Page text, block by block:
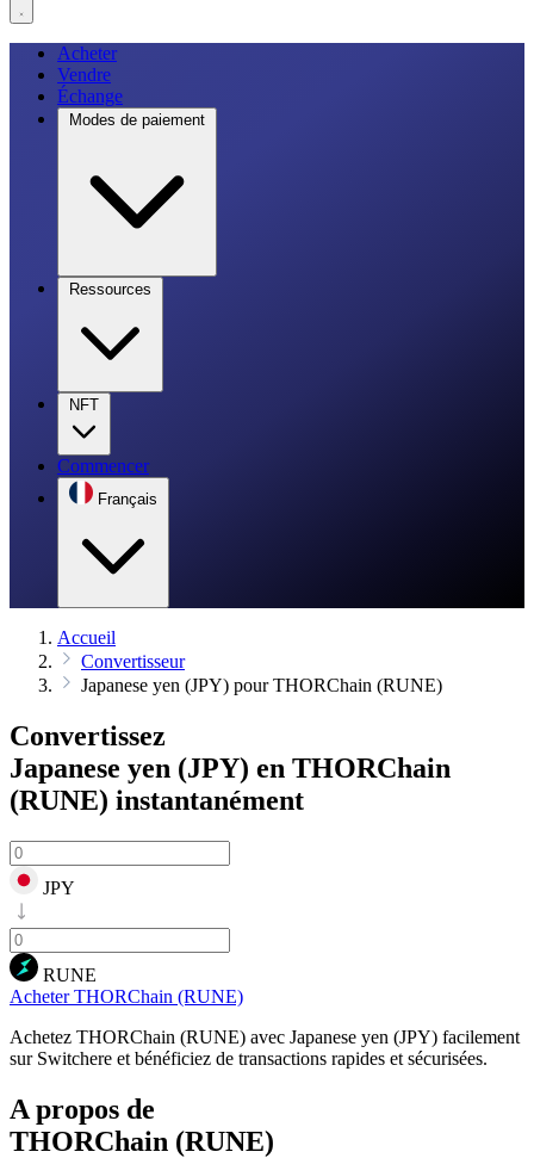
Acheter
Vendre
Échange
Modes de paiement
Ressources
NFT
Commencer
Français
Accueil
Convertisseur
Japanese yen (JPY) pour THORChain (RUNE)
Convertissez
Japanese yen (JPY) en THORChain
(RUNE) instantanément
JPY
RUNE
Acheter THORChain (RUNE)
Achetez THORChain (RUNE) avec Japanese yen (JPY) facilement
sur Switchere et bénéficiez de transactions rapides et sécurisées.
A propos de
THORChain (RUNE)